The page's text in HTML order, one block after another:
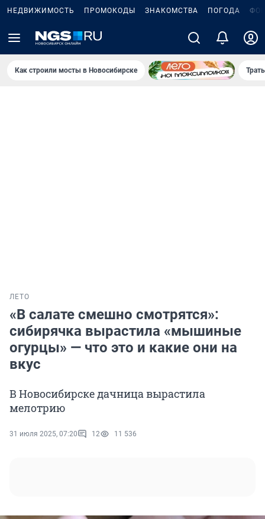
НЕДВИЖИМОСТЬ ПРОМОКОДЫ ЗНАКОМСТВА ПОГОДА
Как строили мосты в Новосибирске
ЛЕТО
«В салате смешно смотрятся»:
сибирячка вырастила «мышиные
огурцы» — что это и какие они на
вкус
В Новосибирске дачница вырастила
мелотрию
31 июля 2025, 07:20 12 11 536